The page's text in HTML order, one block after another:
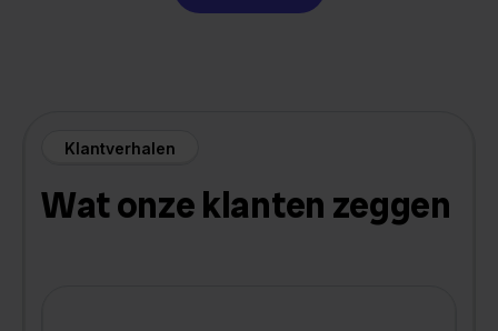
Klantverhalen
Wat onze klanten zeggen